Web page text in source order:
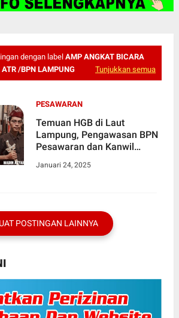
dengan label AMP ANGKAT BICARA
/BPN LAMPUNG
Tunjukkan semua
PESAWARAN
Temuan HGB di Laut
Lampung, Pengawasan BPN
Pesawaran dan Kanwil
Januari 24, 2025
POSTINGAN LAINNYA